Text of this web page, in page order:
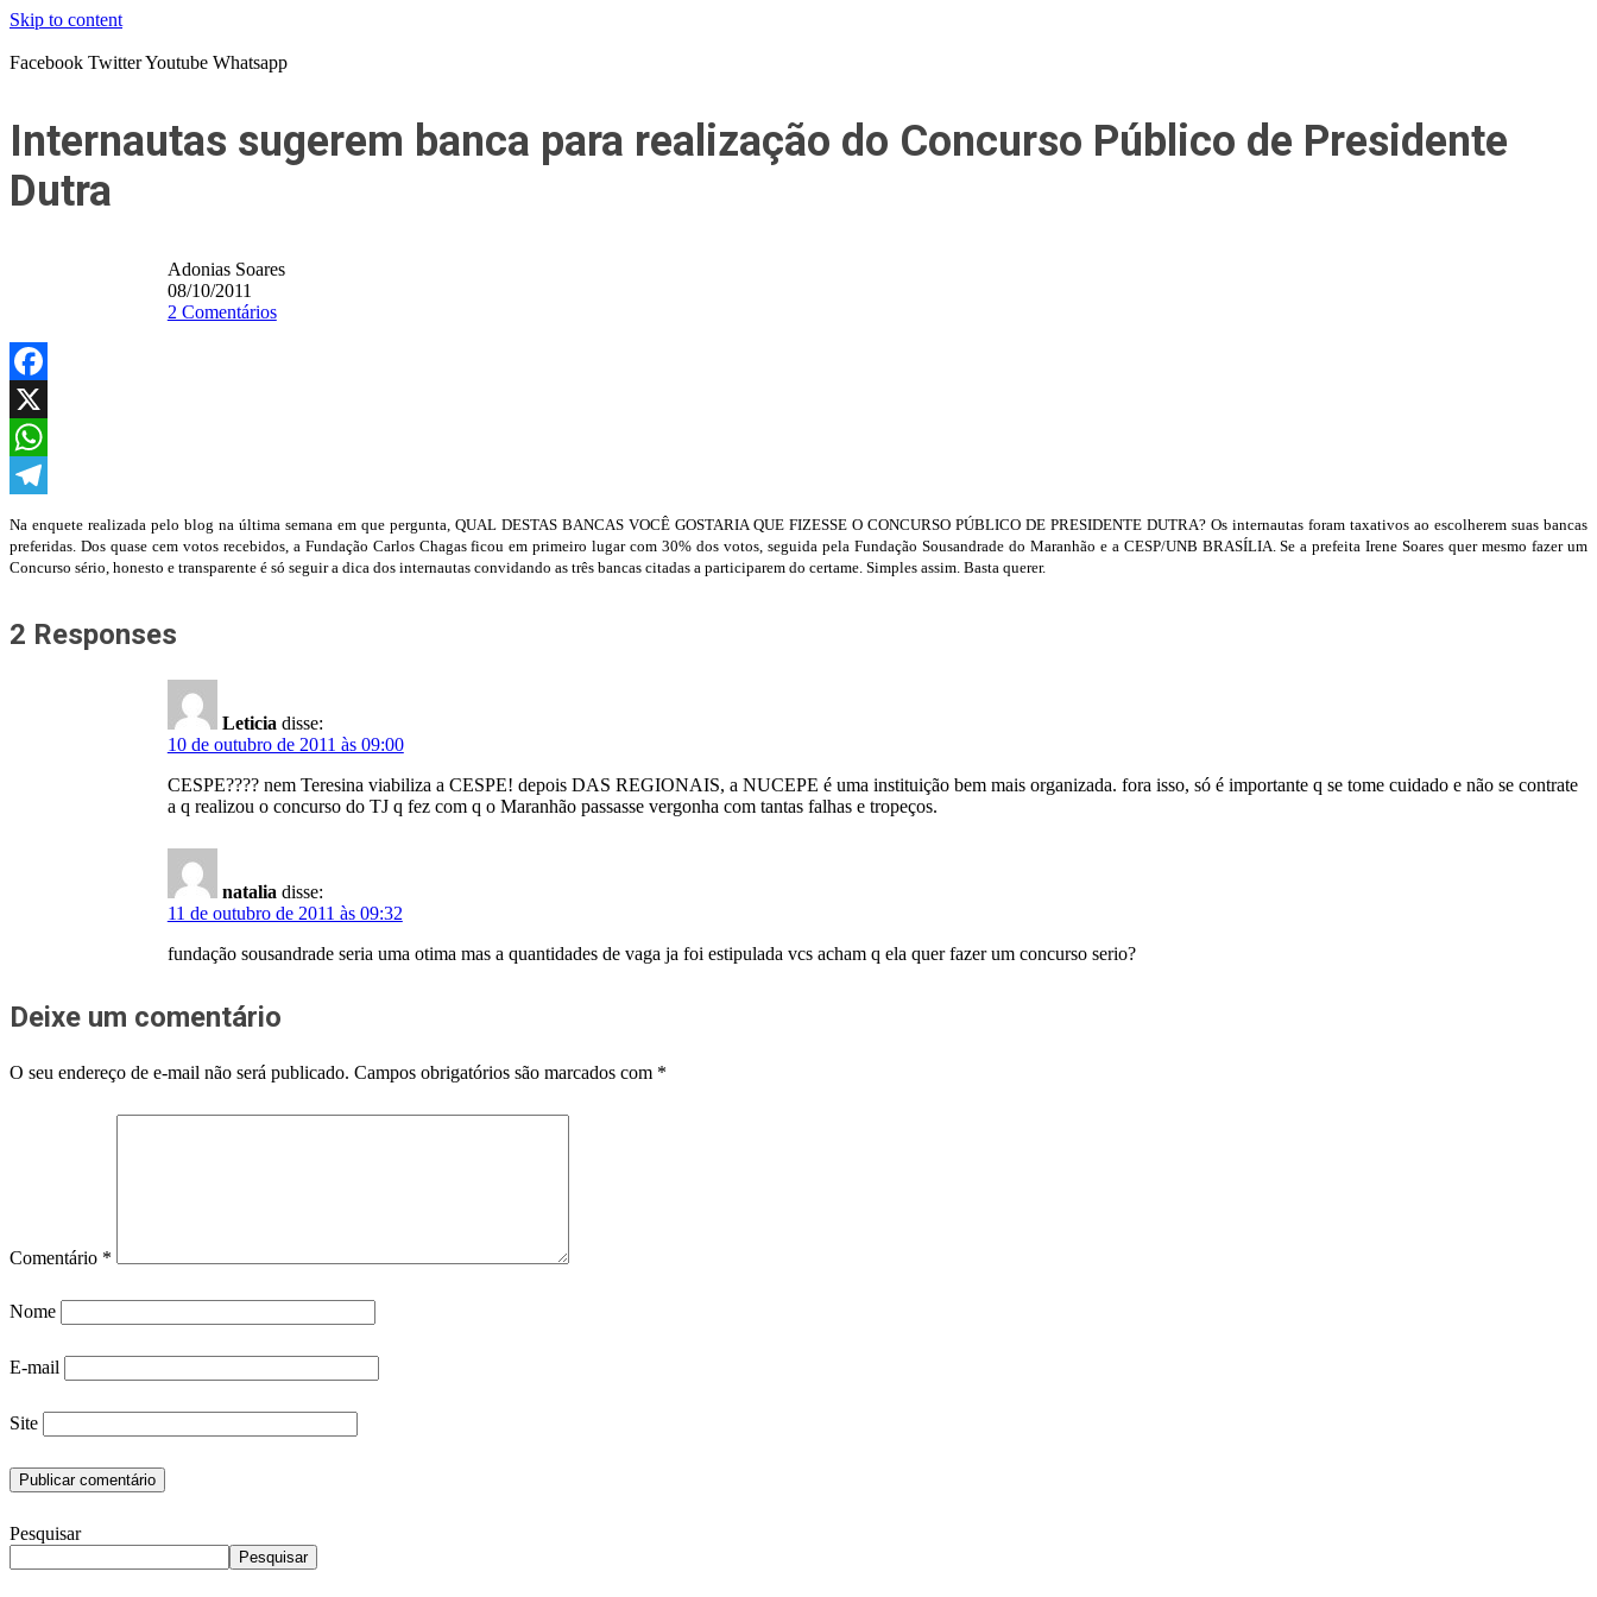
Skip to content
Facebook TwitterYoutube Whatsapp
Internautas sugerem banca para realização do Concurso Público de Presidente
Dutra
Adonias Soares
08/10/2011
2 Comentários
Facebook
X
WhatsApp
Na enquete realizada pelo blog na última semana em que pergunta, QUAL DESTAS BANCAS VOCÊ GOSTARIA QUE FIZESSE O CONCURSO PÚBLICO DE PRESIDENTE DUTRA? Os internautas foram taxativos ao escolherem suas bancas
preferidas. Dos quase cem votos recebidos, a Fundação Carlos Chagas ficou em primeiro lugar com 30% dos votos, seguida pela Fundação Sousandrade do Maranhão e a CESP/UNB BRASÍLIA. Se a prefeita Irene Soares quer mesmo fazer um
Concurso sério, honesto e transparente é só seguir a dica dos internautas convidando as três bancas citadas a participarem do certame. Simples assim. Basta querer.
2 Responses
Leticia disse:
10 de outubro de 2011 às 09:00
CESPE???? nem Teresina viabiliza a CESPE! depois DAS REGIONAIS, a NUCEPE é uma instituição bem mais organizada. fora isso, só é importante q se tome cuidado e não se contrate
a q realizou o concurso do TJ q fez com q o Maranhão passasse vergonha com tantas falhas e tropeços.
natalia disse:
11 de outubro de 2011 às 09:32
fundação sousandrade seria uma otima mas a quantidades de vaga ja foi estipulada vcs acham q ela quer fazer um concurso serio?
Deixe um comentário
O seu endereço de e-mail não será publicado. Campos obrigatórios são marcados com *
Comentário *
Nome
E-mail
Site
Pesquisar
Pesquisar